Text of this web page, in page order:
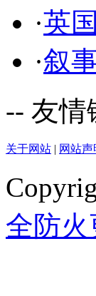
·英
·叙
-- 友情
关于网站 | 网站声
全防